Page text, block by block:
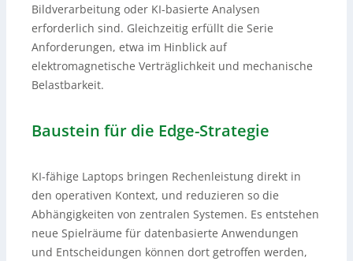
Bildverarbeitung oder KI-basierte Analysen
erforderlich sind. Gleichzeitig erfüllt die Serie
Anforderungen, etwa im Hinblick auf
elektromagnetische Verträglichkeit und mechanische
Belastbarkeit.
Baustein für die Edge-Strategie
KI-fähige Laptops bringen Rechenleistung direkt in
den operativen Kontext, und reduzieren so die
Abhängigkeiten von zentralen Systemen. Es entstehen
neue Spielräume für datenbasierte Anwendungen
und Entscheidungen können dort getroffen werden,